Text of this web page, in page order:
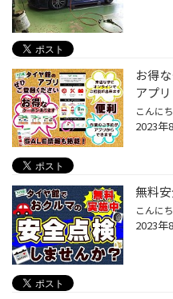
お得
アプリ
2023年
無料
2023年